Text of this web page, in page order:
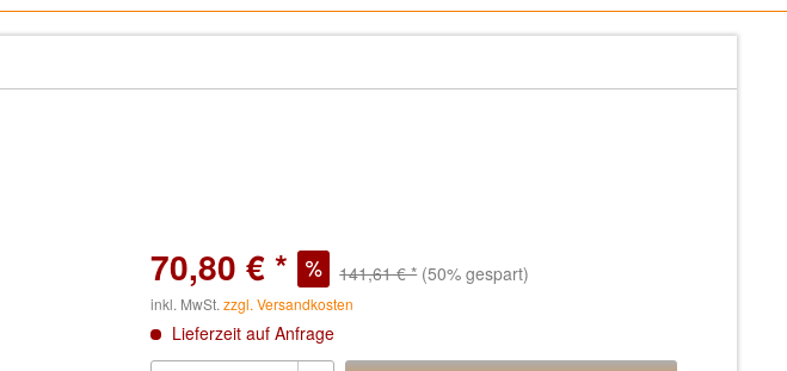
70,80 € * 141,61 € * (50% gespart)
inkl. MwSt.zzgl. Versandkosten
Lieferzeit auf Anfrage